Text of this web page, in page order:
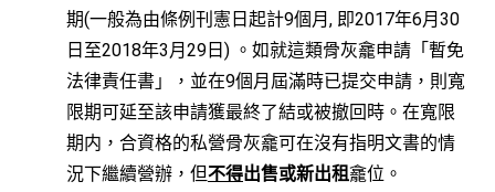
期(一般為由條例刊憲日起計9個月, 即2017年6月30
日至2018年3月29日) 。如就這類骨灰龕申請「暫免
法律責任書」，並在9個月屆滿時已提交申請，則寬
限期可延至該申請獲最終了結或被撤回時。在寬限
期内，合資格的私營骨灰龕可在沒有指明文書的情
況下繼續營辦，但不得出售或新出租龕位。